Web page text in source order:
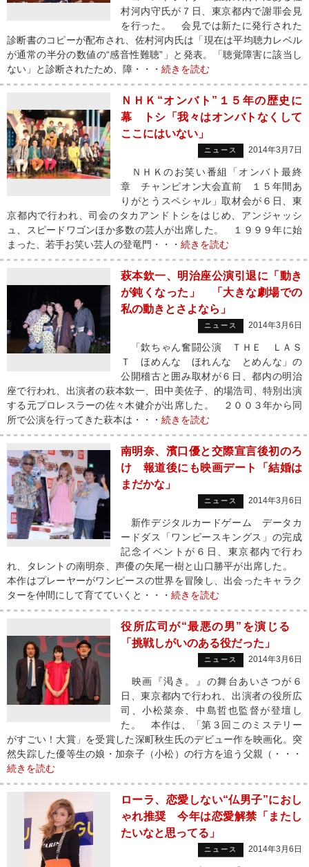
村河内守氏が７日、東京都内で謝罪会見
を行った。 会見では新たに発行された
診断書のコピーが配布され、佐村河内氏は「現在は平均聴力レベル
が通常の半分の数値の“感音性難聴”」と発表。「聴覚障害に該当し
ない」と診断されたため、障・・・ 続きを読む
ＮＨＫ“オンバト”１５年の歴史に
幕 トシ「我々はオンバトなくして
ここにはいない」
ニュース 2014年3月7日
ＮＨＫのお笑い番組「オンバト最終
章 チャンピオン大会直前 １５年間あ
りがとうスペシャル」取材会が６日、東
京都内で行われ、司会のタカアンドトシをはじめ、アンジャッシ
ュ、スピードワゴンほか多数の芸人が出席した。 １９９９年に始
まった、若手お笑い芸人の登竜門・・・ 続きを読む
萩本欽一、明治座公演引退に「動き
が鈍くなった」 「大きな劇場での
私の動きとさよなら」
ニュース 2014年3月6日
「欽ちゃん奮闘公演 ＴＨＥ ＬＡＳ
Ｔ ほめんな ほれんな とめんな」の
公開稽古と囲み取材が６日、都内の明治
座で行われ、出演者の萩本欽一、田中美佐子、的場浩司、特別出演
する元プロレスラーの佐々木健介が出席した。 ２００３年から同
所で公演を行ってきた萩本は・・・ 続きを読む
南明奈、濱口優と交際宣言後初のろ
け 報道後にも映画デート「結婚は
まだかな」
ニュース 2014年3月6日
新作デジタルカードゲーム データカ
ードダス「ワンピースキングス」の完成
記念イベントが６日、東京都内で行わ
れ、タレントの南明奈、声優の矢尾一樹と山口勝平が出席した。
本作はプレーヤーがワンピースの世界を冒険し、出会ったキャラク
ターを仲間にして育てていくと・・・ 続きを読む
役所広司が“最悪の男”を演じる
「挑戦しがいのある役だった」
ニュース 2014年3月6日
映画『渇き。』の舞台あいさつが６
日、東京都内で行われ、出演者の役所広
司、小松菜奈、中島哲也監督が登壇し
た。 本作は、「第３回このミステリー
がすごい！大賞」を受賞した深町秋生氏のデビュー作を映画化。突
然失踪した優等生の娘・加奈子（小松）の行方を追う父親（・・・
続きを読む
ローラ、恋愛しない“仏男子”におし
ゃれ推奨 今年は恋愛解禁「またし
たいなと思ってる」
ニュース 2014年3月6日